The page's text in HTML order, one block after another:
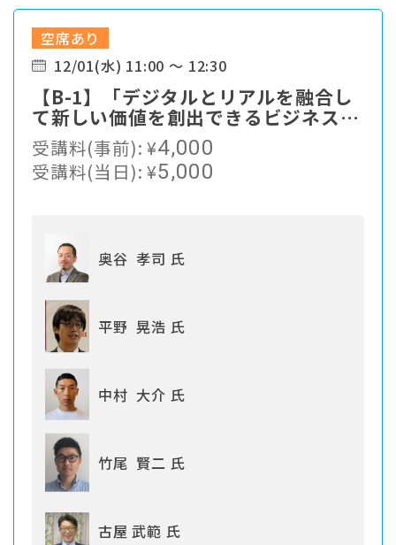
空席あり
12/01(水) 11:00 ～ 12:30
【B-1】「デジタルとリアルを融合し
て新しい価値を創出できるビジネスモ
デル・エコシステムをつくるー未来の
フィットネス市場を、みんなで、もっ
と明るく楽しいものにするために」
受講料(事前):¥4,000
受講料(当日):¥5,000
奥谷 孝司 氏
平野 晃浩 氏
中村 大介 氏
竹尾 賢二 氏
古屋 武範 氏